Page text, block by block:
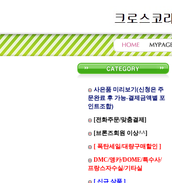
사은품 미리보기(신청은 주
문완료 후 가능-결제금액별 포
인트조합)
[전화주문/맞춤결제]
[브론즈회원 이상^^]
[ 폭탄세일/대량구매할인 ]
DMC/앵카/DOME/특수사/
프랑스자수실/기타실
[ 신규 상품 ]